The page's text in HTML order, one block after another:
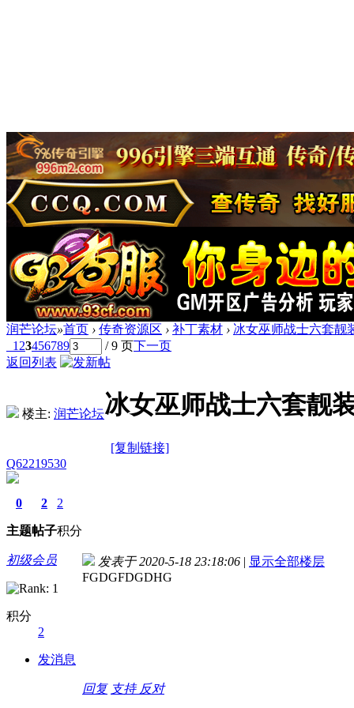
润芒论坛»首页 › 传奇资源区 › 补丁素材 › 冰女巫师战士六套靓
1 23456789 / 9 页下一页
返回列表
楼主: 润芒论坛冰女巫师战士六套靓
[复制链接]
Q62219530
0
主题
2
帖子
2
积分
初级会员
积分
2
发消息
发表于 2020-5-18 23:18:06 | 显示全部楼层
FGDGFDGDHG
回复 支持 反对